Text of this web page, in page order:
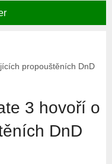
propouštěních DnD
3 hovoří o
DnD